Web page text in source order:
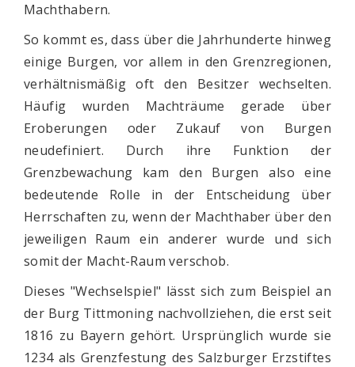
Machthabern.
So kommt es, dass über die Jahrhunderte hinweg
einige Burgen, vor allem in den Grenzregionen,
verhältnismäßig oft den Besitzer wechselten.
Häufig wurden Machträume gerade über
Eroberungen oder Zukauf von Burgen
neudefiniert. Durch ihre Funktion der
Grenzbewachung kam den Burgen also eine
bedeutende Rolle in der Entscheidung über
Herrschaften zu, wenn der Machthaber über den
jeweiligen Raum ein anderer wurde und sich
somit der Macht-Raum verschob.
Dieses "Wechselspiel" lässt sich zum Beispiel an
der Burg Tittmoning nachvollziehen, die erst seit
1816 zu Bayern gehört. Ursprünglich wurde sie
1234 als Grenzfestung des Salzburger Erzstiftes